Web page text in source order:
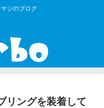
ジのブログ
リングを装着して